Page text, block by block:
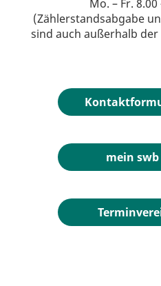
Mo. – Fr.
(Zählerstandsabgabe
sind auch außerhalb
mein